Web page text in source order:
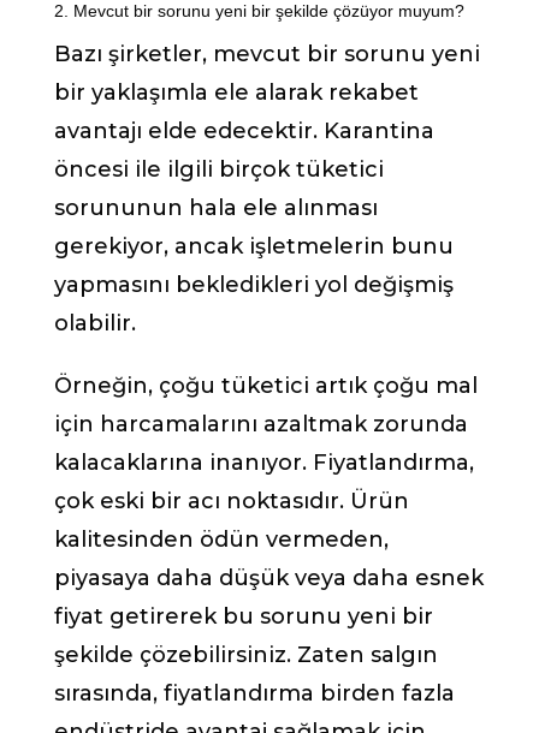
2. Mevcut bir sorunu yeni bir şekilde çözüyor muyum?
Bazı şirketler, mevcut bir sorunu yeni
bir yaklaşımla ele alarak rekabet
avantajı elde edecektir. Karantina
öncesi ile ilgili birçok tüketici
sorununun hala ele alınması
gerekiyor, ancak işletmelerin bunu
yapmasını bekledikleri yol değişmiş
olabilir.
Örneğin, çoğu tüketici artık çoğu mal
için harcamalarını azaltmak zorunda
kalacaklarına inanıyor. Fiyatlandırma,
çok eski bir acı noktasıdır. Ürün
kalitesinden ödün vermeden,
piyasaya daha düşük veya daha esnek
fiyat getirerek bu sorunu yeni bir
şekilde çözebilirsiniz. Zaten salgın
sırasında, fiyatlandırma birden fazla